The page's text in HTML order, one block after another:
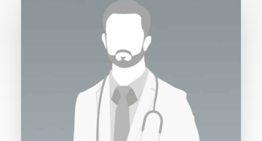
DIAGNOSI E CURA